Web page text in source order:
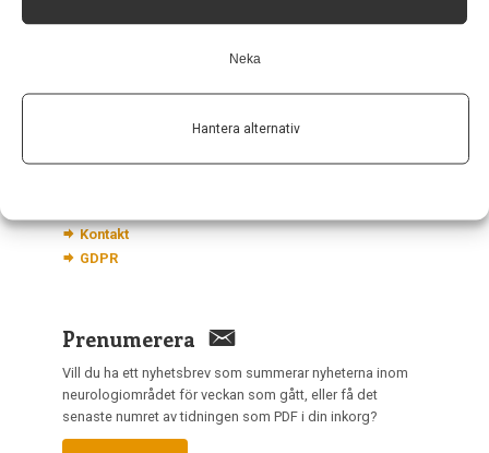
Neka
Hantera alternativ
nis@pharma-industry.se
Länkar
Om Neurologi i Sverige
Utgåvor
Kontakt
GDPR
Prenumerera
Vill du ha ett nyhetsbrev som summerar nyheterna inom
neurologiområdet för veckan som gått, eller få det
senaste numret av tidningen som PDF i din inkorg?